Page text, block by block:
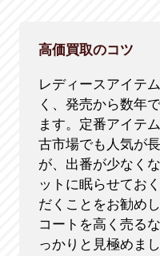
高価買取のコツ
レディースアイテ
く、発売から数年
ます。定番アイテ
古市場でも人気が
が、出番が少なく
ットに眠らせてお
だくことをお勧めし
コートを高く売る
っかりと見極めま